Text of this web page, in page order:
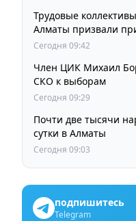
Трудовые
Алматы призвали
членов Курултая
Сегодня 09:42
Член ЦИК Михаил
СКО к выборам
Сегодня 09:29
Почти две тысячи
сутки в Алматы
Сегодня 09:03
подпишитесь
Telegram